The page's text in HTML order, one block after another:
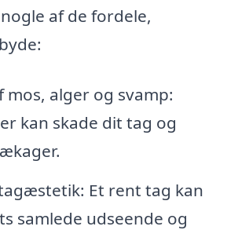
af de fordele,
mos, alger og svamp:
kan skade dit tag og
Et rent tag kan
samlede udseende og